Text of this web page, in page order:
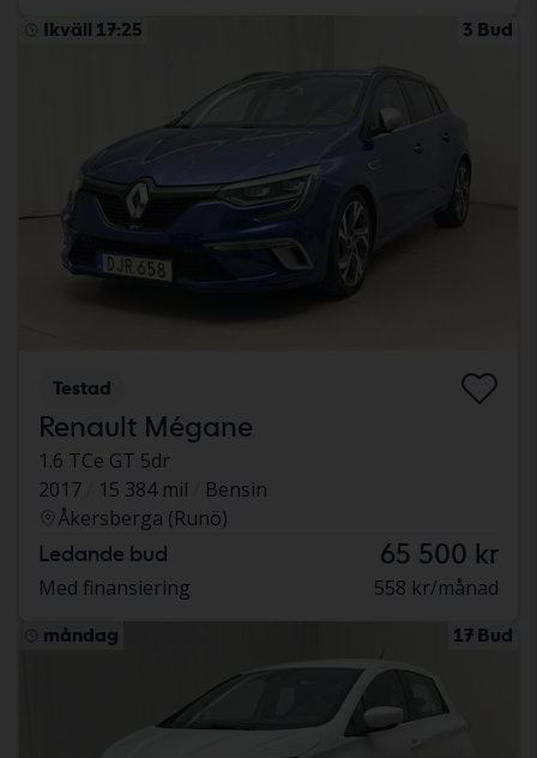
Ikväll 17:25 3 Bud
Testad
Renault Mégane
1.6 TCe GT 5dr
2017
15 384 mil
Bensin
Åkersberga (Runö)
Ledande bud 65 500 kr
Med finansiering 558 kr/månad
måndag 17 Bud